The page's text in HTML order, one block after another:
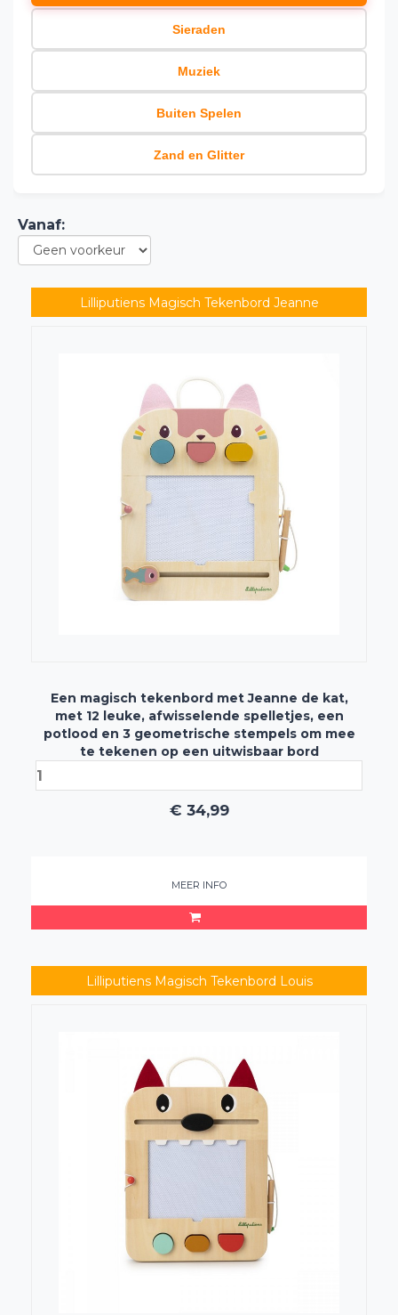
Sieraden
Muziek
Buiten Spelen
Zand en Glitter
Vanaf:
Lilliputiens Magisch Tekenbord Jeanne
Een magisch tekenbord met Jeanne de kat,
met 12 leuke, afwisselende spelletjes, een
potlood en 3 geometrische stempels om mee
te tekenen op een uitwisbaar bord
€ 34,99
MEER INFO
Lilliputiens Magisch Tekenbord Louis